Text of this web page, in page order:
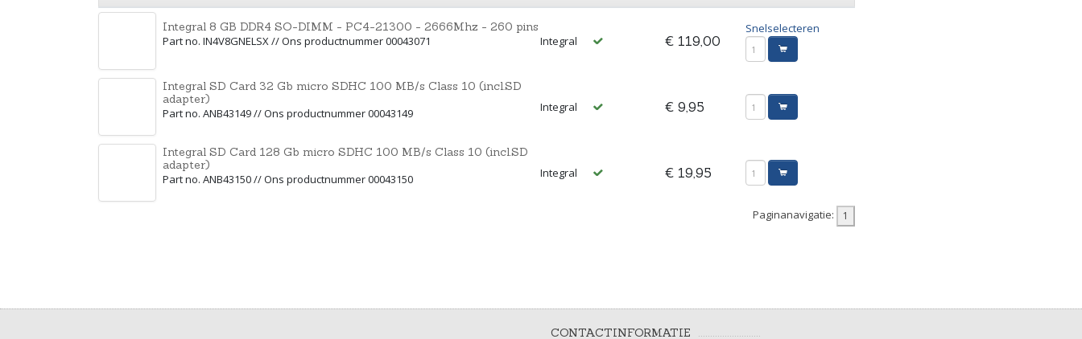
Integral 8 GB DDR4 SO-DIMM - PC4-21300 - 2666Mhz - 260 pins
Part no. IN4V8GNELSX // Ons productnummer 00043071
Integral € 119,00
Snelselecteren
Integral SD Card 32 Gb micro SDHC 100 MB/s Class 10 (incl.SD
adapter)
Part no. ANB43149 // Ons productnummer 00043149
Integral € 9,95
Integral SD Card 128 Gb micro SDHC 100 MB/s Class 10 (incl.SD
adapter)
Part no. ANB43150 // Ons productnummer 00043150
Integral € 19,95
Paginanavigatie:
CONTACTINFORMATIE